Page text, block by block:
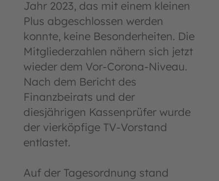
Jahr 2023, das mit einem kleinen
Plus abgeschlossen werden
konnte, keine Besonderheiten. Die
Mitgliederzahlen nähern sich jetzt
wieder dem Vor-Corona-Niveau.
Nach dem Bericht des
Finanzbeirats und der
diesjährigen Kassenprüfer wurde
der vierköpfige TV-Vorstand
entlastet.
Auf der Tagesordnung stand